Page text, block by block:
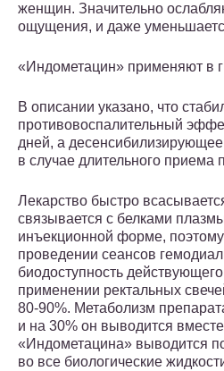
женщин. Значительно
ощущения, и даже
«Индометацин» применяют в
В описании указано, что
противовоспалительный
дней, а десенсибилизирующее
в случае длительного приема
Лекарство быстро
связывается с белками
инъекционной форме,
проведении сеансов
биодоступность
применении ректальных
80-90%. Метаболизм
и на 30% он выводится
«Индометацина» выводится
во все биологические